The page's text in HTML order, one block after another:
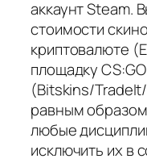
аккаунт Steam.
стоимости
криптовалюте
площадку CS:GO
(Bitskins/
равным
любые
исключить их в